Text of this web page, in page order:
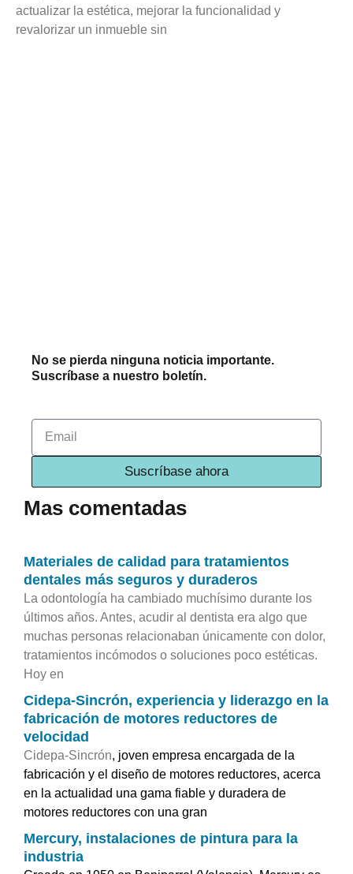
actualizar la estética, mejorar la funcionalidad y
revalorizar un inmueble sin
No se pierda ninguna noticia importante.
Suscríbase a nuestro boletín.
Suscríbase ahora
Mas comentadas
Materiales de calidad para tratamientos
dentales más seguros y duraderos
La odontología ha cambiado muchísimo durante los
últimos años. Antes, acudir al dentista era algo que
muchas personas relacionaban únicamente con dolor,
tratamientos incómodos o soluciones poco estéticas.
Hoy en
Cidepa-Sincrón, experiencia y liderazgo en la
fabricación de motores reductores de
velocidad
Cidepa-Sincrón, joven empresa encargada de la
fabricación y el diseño de motores reductores, acerca
en la actualidad una gama fiable y duradera de
motores reductores con una gran
Mercury, instalaciones de pintura para la
industria